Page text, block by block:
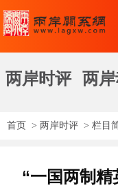
两岸时评 两
首页 > 两岸时评 > 栏目
“一国两制